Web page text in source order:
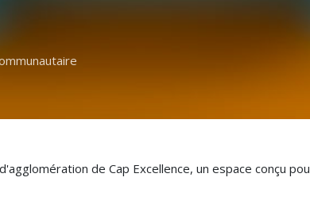
de Cap Excellence, un espace conçu